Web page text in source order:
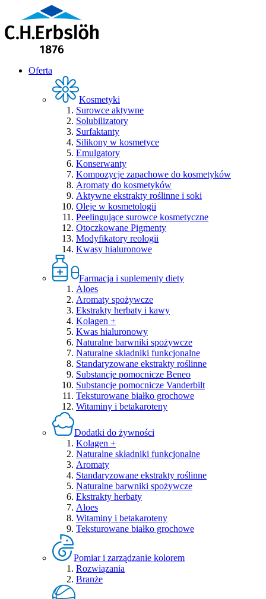
Oferta
Kosmetyki
Surowce aktywne
Solubilizatory
Surfaktanty
Silikony w kosmetyce
Emulgatory
Konserwanty
Kompozycje zapachowe do kosmetyków
Aromaty do kosmetyków
Aktywne ekstrakty roślinne i soki
Oleje w kosmetologii
Peelingujące surowce kosmetyczne
Otoczkowane Pigmenty
Modyfikatory reologii
Kwasy hialuronowe
Farmacja i suplementy diety
Aloes
Aromaty spożywcze
Ekstrakty herbaty i kawy
Kolagen +
Kwas hialuronowy
Naturalne barwniki spożywcze
Naturalne składniki funkcjonalne
Standaryzowane ekstrakty roślinne
Substancje pomocnicze Beneo
Substancje pomocnicze Vanderbilt
Teksturowane białko grochowe
Witaminy i betakaroteny
Dodatki do żywności
Kolagen +
Naturalne składniki funkcjonalne
Aromaty
Standaryzowane ekstrakty roślinne
Naturalne barwniki spożywcze
Ekstrakty herbaty
Aloes
Witaminy i betakaroteny
Teksturowane białko grochowe
Pomiar i zarządzanie kolorem
Rozwiązania
Branże